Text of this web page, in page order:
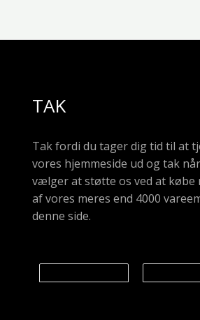
TAK
Tak fordi du tager dig tid til at
vores hjemmeside ud og tak
vælger at støtte os ved at købe
af vores meres end 4000
denne side.